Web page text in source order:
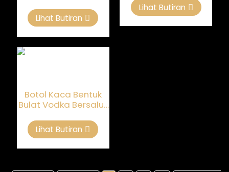
700ml
Lihat Butiran
Lihat Butiran
Botol Kaca Bentuk
Bulat Vodka Bersalut
Lihat Butiran